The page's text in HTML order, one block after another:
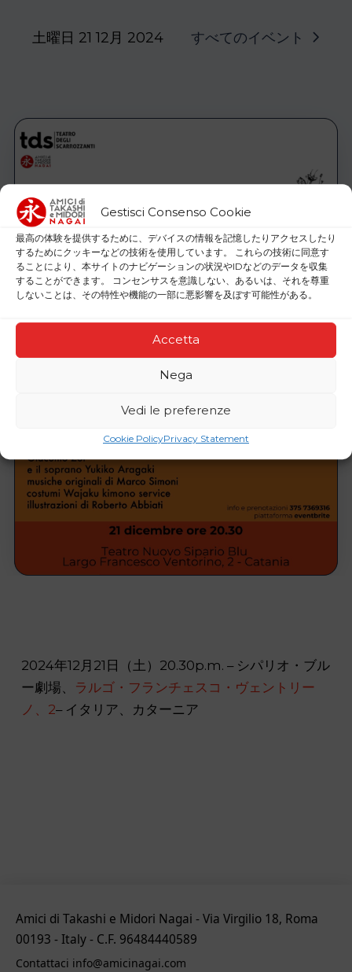
Gestisci Consenso Cookie
最高の体験を提供するために、デバイスの情報を記憶したりアクセスしたり
するためにクッキーなどの技術を使用しています。 これらの技術に同意す
ることにより、本サイトのナビゲーションの状況やIDなどのデータを収集
することができます。 コンセンサスを意識しない、あるいは、それを尊重
しないことは、その特性や機能の一部に悪影響を及ぼす可能性がある。
Accetta
Nega
Vedi le preferenze
Cookie PolicyPrivacy Statement
土曜日 21 12月 2024 すべてのイベント
2024年12月21日（土）20.30p.m. – シパリオ・ブル
ー劇場、
ラルゴ・フランチェスコ・ヴェントリー
ノ、2– イタリア、カターニア
Amici di Takashi e Midori Nagai - Via Virgilio 18, Roma
00193 - Italy - C.F. 96484440589
Contattaci info@amicinagai.com